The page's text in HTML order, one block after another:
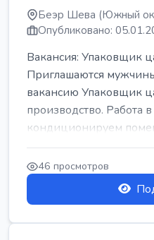
Беэр Шева (Южный
Опубликовано:
Вакансия: Упаковщик
Приглашаются
вакансию Упаковщик
производство. Работа
кондиционируем
работать сидя. Работа
46 просмотров